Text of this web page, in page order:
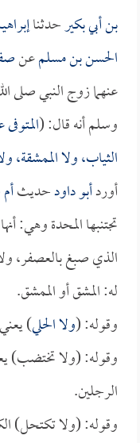
بن أبي بكيرحدثنا
الحسن بن مسلمعن
عنهما زوج النبي صلى
وسلم أنه قال: (
الثياب، ولا
أوردأبو داودحديث
تجتنبها المحدة وهي:
الذي صبغ بالعصفر،
له: المشق أو الممشق.
وقوله: (ولا الحلي)
وقوله: (ولا تختضب)
الرجلين.
وقوله: (ولا تكتحل)